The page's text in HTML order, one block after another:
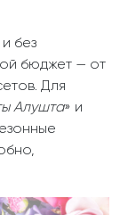
без
бюджет — от
Для
Алушта» и